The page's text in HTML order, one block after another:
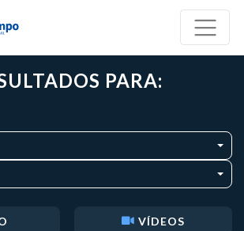
PARA:
VÍDEOS